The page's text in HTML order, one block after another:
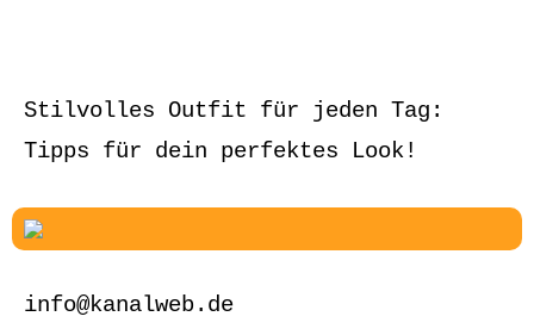
Stilvolles Outfit für jeden Tag:
Tipps für dein perfektes Look!
info@kanalweb.de